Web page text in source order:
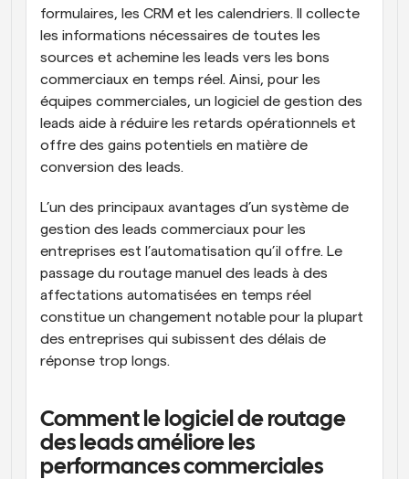
formulaires, les CRM et les calendriers. Il collecte
les informations nécessaires de toutes les
sources et achemine les leads vers les bons
commerciaux en temps réel. Ainsi, pour les
équipes commerciales, un logiciel de gestion des
leads aide à réduire les retards opérationnels et
offre des gains potentiels en matière de
conversion des leads.
L’un des principaux avantages d’un système de
gestion des leads commerciaux pour les
entreprises est l’automatisation qu’il offre. Le
passage du routage manuel des leads à des
affectations automatisées en temps réel
constitue un changement notable pour la plupart
des entreprises qui subissent des délais de
réponse trop longs.
Comment le logiciel de routage
des leads améliore les
performances commerciales